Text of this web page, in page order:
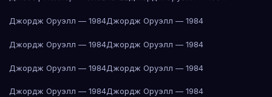
Джордж Оруэлл — 1984Джордж Оруэлл — 1984
Джордж Оруэлл — 1984Джордж Оруэлл — 1984
Джордж Оруэлл — 1984Джордж Оруэлл — 1984
Джордж Оруэлл — 1984Джордж Оруэлл — 1984